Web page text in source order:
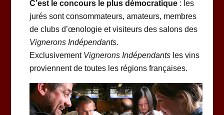
C’est le concours le plus démocratique: les
jurés sont consommateurs, amateurs, membres
de clubs d’œnologie et visiteurs des salons des
Vignerons Indépendants.
Exclusivement Vignerons Indépendantsles vins
proviennent de toutes les régions françaises.